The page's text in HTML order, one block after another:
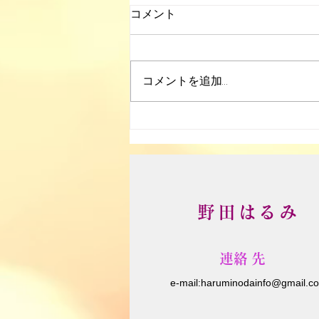
ソーラーシェアリング
コメント
コメントを追加…
野田はるみ
​連絡先
e-mail: